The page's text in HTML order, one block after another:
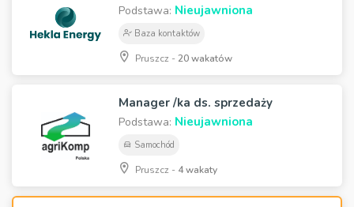
Podstawa: Nieujawniona
Baza kontaktów
Pruszcz -20 wakatów
Manager /ka ds. sprzedaży
Podstawa: Nieujawniona
Samochód
Pruszcz - 4 wakaty